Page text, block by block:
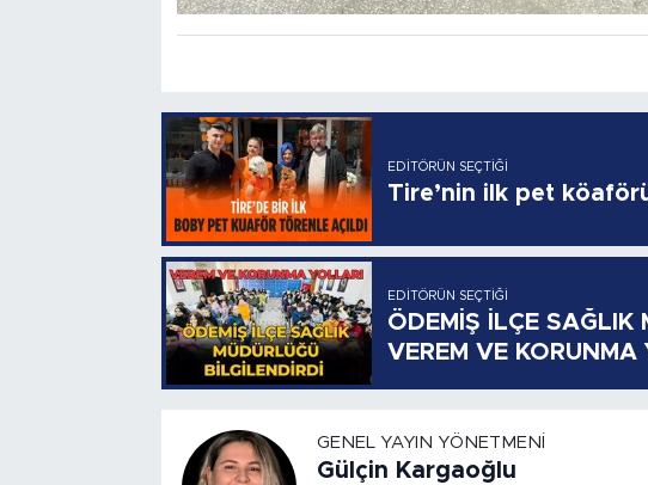
EDITÖRÜN SEÇTIĞI
Tire’nin ilk pet
EDITÖRÜN SEÇTIĞI
ÖDEMİŞ İLÇE SAĞLIK
VEREM VE
GENEL YAYIN YÖNETMENI
Gülçin Kargaoğlu